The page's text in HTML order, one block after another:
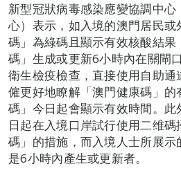
新型冠狀病毒感染應變協調中心
心）表示，如入境的澳門居民
碼」為綠碼且顯示有效核酸結
碼」生成或更新6小時內在關閘
衛生檢疫檢查，直接使用自助
僱更好地瞭解「澳門健康碼」
碼」今日起會顯示有效時間。此
日起在入境口岸試行使用二维
碼」的措施，而入境人士所展
是6小時內產生或更新者。